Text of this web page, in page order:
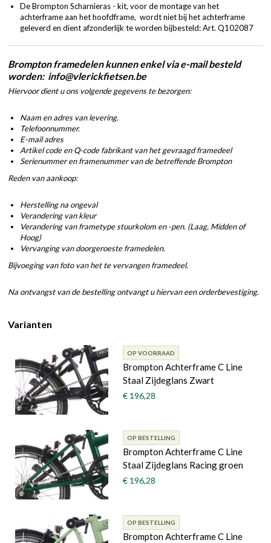
De Brompton Scharnieras - kit, voor de montage van het
achterframe aan het hoofdframe, wordt niet bij het achterframe
geleverd en dient afzonderlijk te worden bijbesteld:Art. Q102087
Brompton framedelen kunnen enkel via e-mail besteld
worden: info@vlerickfietsen.be
Hiervoor dient u ons volgende gegevens te bezorgen:
Naam en adres van levering.
Telefoonnummer.
E-mail adres
Artikel code en Q-code fabrikant van het gevraagd framedeel
Serienummer en framenummer van de betreffende Brompton
Reden van aankoop:
Herstelling na ongeval
Verandering van kleur
Verandering van frametype stuurkolom en -pen. (Laag, Midden of
Hoog)
Vervanging van doorgeroeste framedelen.
Bijvoeging van foto van het te vervangen framedeel.
Na ontvangst van de bestelling ontvangt u hiervan een orderbevestiging.
Varianten
OP VOORRAAD
Brompton Achterframe C Line
Staal Zijdeglans Zwart
€ 196,28
OP BESTELLING
Brompton Achterframe C Line
Staal Zijdeglans Racing groen
€ 196,28
OP BESTELLING
Brompton Achterframe C Line